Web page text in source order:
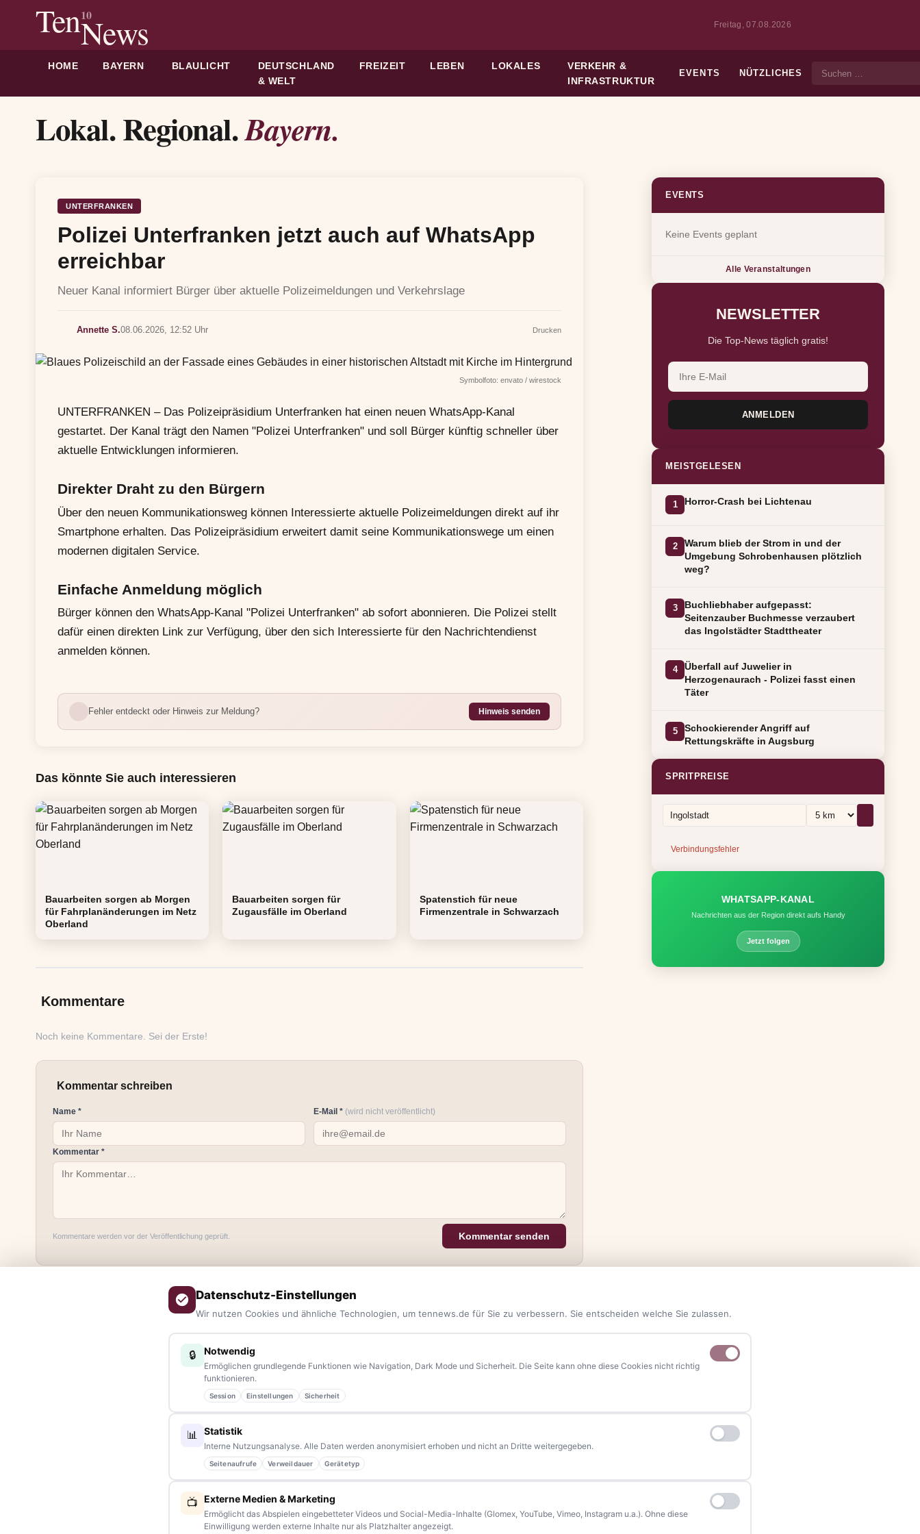
Ten10
News Freitag, 07.08.2026
HOME BAYERN BLAULICHT
DEUTSCHLAND
& WELT
FREIZEIT LEBEN LOKALES
VERKEHR &
INFRASTRUKTUR
EVENTS NÜTZLICHES
Lokal. Regional.Bayern.
UNTERFRANKEN
Polizei Unterfranken jetzt auch auf WhatsApp
erreichbar
Neuer Kanal informiert Bürger über aktuelle Polizeimeldungen und Verkehrslage
Annette S.08.06.2026, 12:52 Uhr Drucken
Symbolfoto: envato / wirestock
UNTERFRANKEN – Das Polizeipräsidium Unterfranken hat einen neuen WhatsApp-Kanal
gestartet. Der Kanal trägt den Namen "Polizei Unterfranken" und soll Bürger künftig schneller über
aktuelle Entwicklungen informieren.
Direkter Draht zu den Bürgern
Über den neuen Kommunikationsweg können Interessierte aktuelle Polizeimeldungen direkt auf ihr
Smartphone erhalten. Das Polizeipräsidium erweitert damit seine Kommunikationswege um einen
modernen digitalen Service.
Einfache Anmeldung möglich
Bürger können den WhatsApp-Kanal "Polizei Unterfranken" ab sofort abonnieren. Die Polizei stellt
dafür einen direkten Link zur Verfügung, über den sich Interessierte für den Nachrichtendienst
anmelden können.
Fehler entdeckt oder Hinweis zur Meldung? Hinweis senden
Das könnte Sie auch interessieren
Bauarbeiten sorgen ab Morgen
für Fahrplanänderungen im Netz
Oberland
Bauarbeiten sorgen für
Zugausfälle im Oberland
Spatenstich für neue
Firmenzentrale in Schwarzach
Kommentare
Noch keine Kommentare. Sei der Erste!
Kommentar schreiben
Name * E-Mail * (wird nicht veröffentlicht)
Kommentar *
Kommentare werden vor der Veröffentlichung geprüft. Kommentar senden
EVENTS
Keine Events geplant
Alle Veranstaltungen
NEWSLETTER
Die Top-News täglich gratis!
ANMELDEN
MEISTGELESEN
1 Horror-Crash bei Lichtenau
2
Warum blieb der Strom in und der
Umgebung Schrobenhausen plötzlich
weg?
3
Buchliebhaber aufgepasst:
Seitenzauber Buchmesse verzaubert
das Ingolstädter Stadttheater
4
Überfall auf Juwelier in
Herzogenaurach - Polizei fasst einen
Täter
5
Schockierender Angriff auf
Rettungskräfte in Augsburg
SPRITPREISE
Verbindungsfehler
WHATSAPP-KANAL
Nachrichten aus der Region direkt aufs Handy
Jetzt folgen
Das Nachrichtenportal für die Region 10 und Bayern.Aktuelle News, Hintergründe, Service und Freizeittipps
aus allen Regionen, Städten und Landkreisen.Von Politik bis Blaulicht, von Kultur bis Sport, von Alltagstipps bis
– immer aktuell, immer aus Ihrer Nähe.
Sie haben ein Thema, spannende Fotos oder Videos, oder kennen eine Geschichte, die erzählt werden sollte?
Schreiben Sie uns – gemeinsam mit unseren Leserinnen und Lesern bleiben wir am Puls der Zeit.
NAVIGATION
Werbung / Mediadaten
Datenschutz-Einstellungen
Wir nutzen Cookies und ähnliche Technologien, um tennews.de für Sie zu verbessern. Sie entscheiden welche Sie zulassen.
🔒 Notwendig
Ermöglichen grundlegende Funktionen wie Navigation, Dark Mode und Sicherheit. Die Seite kann ohne diese Cookies nicht richtig
funktionieren.
Session Einstellungen Sicherheit
📊 Statistik
Interne Nutzungsanalyse. Alle Daten werden anonymisiert erhoben und nicht an Dritte weitergegeben.
Seitenaufrufe Verweildauer Gerätetyp
📺 Externe Medien & Marketing
Ermöglicht das Abspielen eingebetteter Videos und Social-Media-Inhalte (Glomex, YouTube, Vimeo, Instagram u.a.). Ohne diese
Einwilligung werden externe Inhalte nur als Platzhalter angezeigt.